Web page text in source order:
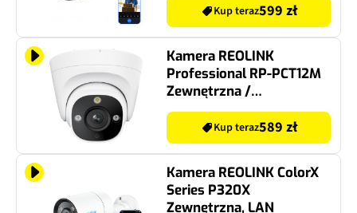
Kup teraz599 zł
Kamera REOLINK
Professional RP-PCT12M
Zewnętrzna /
Wewnętrzna, LAN
Kup teraz589 zł
Kamera REOLINK ColorX
Series P320X
Zewnętrzna, LAN